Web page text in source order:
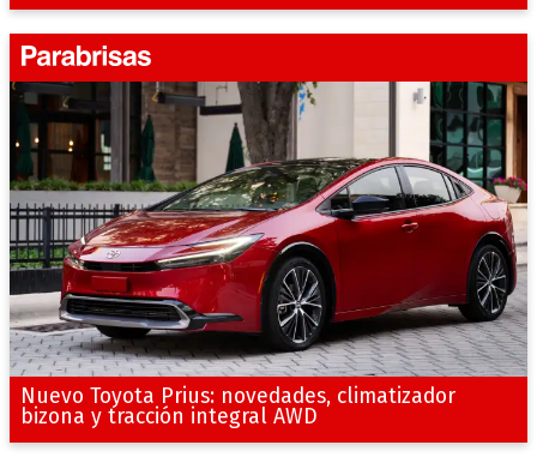
Nuevo Toyota Prius: novedades, climatizador
bizona y tracción integral AWD